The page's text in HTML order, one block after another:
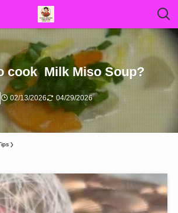
cook Milk Miso Soup?
02/13/2026 04/29/2026